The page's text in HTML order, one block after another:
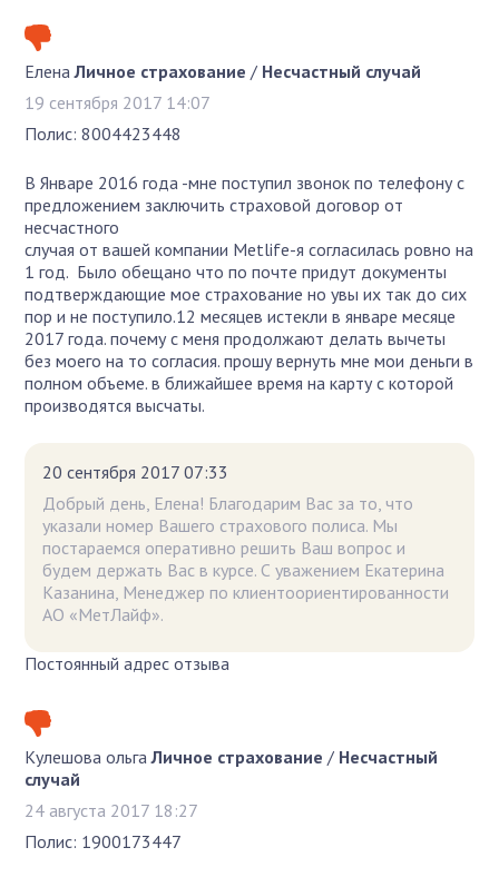
Елена Личное страхование / Несчастный случай
19 сентября 2017 14:07
Полис: 8004423448
В Январе 2016 года -мне поступил звонок по телефону с
предложением заключить страховой договор от
несчастного
случая от вашей компании Metlife-я согласилась ровно на
1 год. Было обещано что по почте придут документы
подтверждающие мое страхование но увы их так до сих
пор и не поступило.12 месяцев истекли в январе месяце
2017 года. почему с меня продолжают делать вычеты
без моего на то согласия. прошу вернуть мне мои деньги в
полном объеме. в ближайшее время на карту с которой
производятся высчаты.
20 сентября 2017 07:33
Добрый день, Елена! Благодарим Вас за то, что
указали номер Вашего страхового полиса. Мы
постараемся оперативно решить Ваш вопрос и
будем держать Вас в курсе. С уважением Екатерина
Казанина, Менеджер по клиентоориентированности
АО «МетЛайф».
Постоянный адрес отзыва
Кулешова ольга Личное страхование / Несчастный
случай
24 августа 2017 18:27
Полис: 1900173447